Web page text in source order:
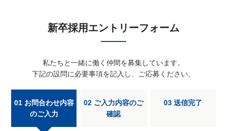
新卒採用エントリーフォーム
私たちと一緒に働く仲間を募集しています。
下記の設問に必要事項を記入し、ご応募ください。
01 お問合わせ内容
のご入力
02 ご入力内容のご
確認
03 送信完了